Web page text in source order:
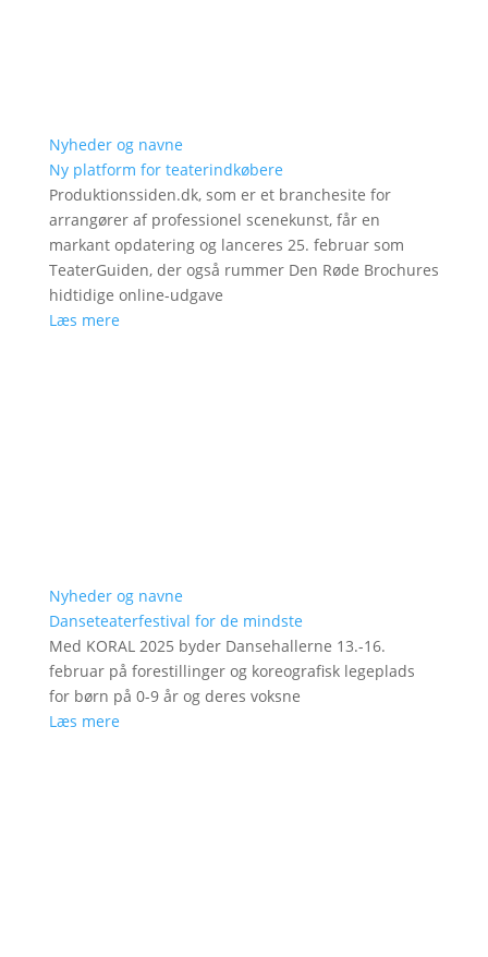
Nyheder og navne
Ny platform for teaterindkøbere
Produktionssiden.dk, som er et branchesite for
arrangører af professionel scenekunst, får en
markant opdatering og lanceres 25. februar som
TeaterGuiden, der også rummer Den Røde Brochures
hidtidige online-udgave
Læs mere
Nyheder og navne
Danseteaterfestival for de mindste
Med KORAL 2025 byder Dansehallerne 13.-16.
februar på forestillinger og koreografisk legeplads
for børn på 0-9 år og deres voksne
Læs mere